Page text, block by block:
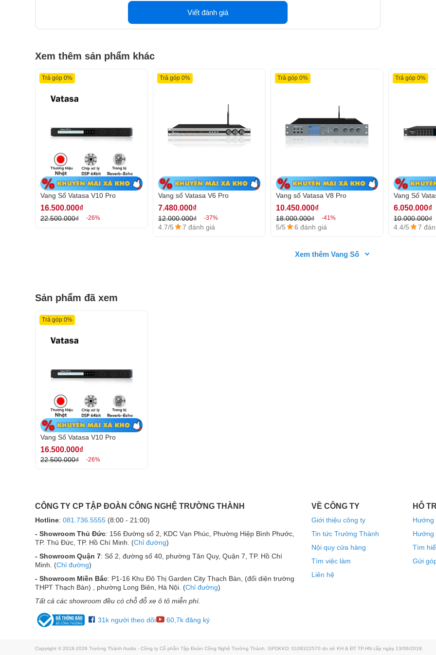
Danh sách lắp đặt thực tế vang số Vatasa của Trường Thành Audio
Công Nghệ Tinh Viết Và Thiết Kế Đột Phá
trạng thái của thiết bị. Mặt trên trong suốt là một cửa sổ vào trái tim của vang số này, cho phép người
Vang Số Vatasa V10 Pro tự hào có mức đầu ra MAX lên đến 4V(RMS), một con số đáng nể khi nói
đến sức mạnh âm thanh. Điều này cho phép thiết bị vận hành ở cấp độ chuyên nghiệp, đáp ứng nhu
cầu của các sự kiện lớn như hòa nhạc, sân khấu trực tiếp, và các buổi biểu diễn đòi hỏi cường độ
âm thanh cao.
Viết đánh giá
Xem thêm sản phẩm khác
Vang Số Vatasa V10 Pro
Trả góp 0%
16.500.000₫
22.500.000₫ -26%
Vang số Vatasa V6 Pro
Trả góp 0%
7.480.000₫
12.000.000₫ -37%
4.7/5 7 đánh giá
Vang số Vatasa V8 Pro
Trả góp 0%
10.450.000₫
18.000.000₫ -41%
5/5 6 đánh giá
Vang Số
Trả góp 0%
6.050.000₫
10.000.000₫
4.4/5 7
Xem thêm Vang Số
Sản phẩm đã xem
Vang Số Vatasa V10 Pro
Trả góp 0%
16.500.000₫
22.500.000₫ -26%
CÔNG TY CP TẬP ĐOÀN CÔNG NGHỆ TRƯỜNG THÀNH
Hotline: 081.736.5555 (8:00 - 21:00)
- Showroom Thủ Đức: 156 Đường số 2, KDC Vạn Phúc, Phường Hiệp Bình Phước,
TP. Thủ Đức, TP. Hồ Chí Minh. (Chỉ đường)
- Showroom Quận 7: Số 2, đường số 40, phường Tân Quy, Quận 7, TP. Hồ Chí
Minh. (Chỉ đường)
- Showroom Miền Bắc: P1-16 Khu Đô Thị Garden City Thạch Bàn, (đối diện trường
THPT Thạch Bàn) , phường Long Biên, Hà Nội. (Chỉ đường)
Tất cả các showroom đều có chỗ đỗ xe ô tô miễn phí.
VỀ CÔNG TY
Giới thiệu công ty
Tin tức Trường Thành
Nội quy cửa hàng
Tìm việc làm
Liên hệ
HỖ
Hướng
Hướng
Tìm
Gửi
31k người theo dõi 60,7k đăng ký
Copyright © 2018-2026 Trường Thành Audio - Công ty Cổ phần Tập Đoàn Công Nghệ Trường Thành. GPDKKD: 0108322570 do sở KH & ĐT TP.HN cấp ngày 13/06/2018.